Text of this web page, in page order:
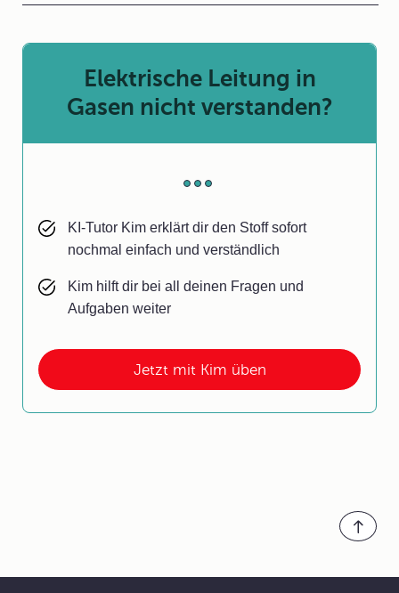
Jetzt mit Kim üben
Elektrische Leitung in
Gasen nicht verstanden?
KI-Tutor Kim erklärt dir den Stoff sofort
nochmal einfach und verständlich
Kim hilft dir bei all deinen Fragen und
Aufgaben weiter